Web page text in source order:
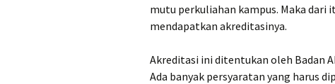
mutu perkuliahan kampus. Maka dari
mendapatkan akreditasinya.
Akreditasi ini ditentukan oleh Badan
Ada banyak persyaratan yang harus